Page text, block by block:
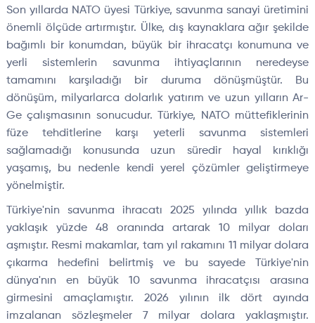
Son yıllarda NATO üyesi Türkiye, savunma sanayi üretimini
önemli ölçüde artırmıştır. Ülke, dış kaynaklara ağır şekilde
bağımlı bir konumdan, büyük bir ihracatçı konumuna ve
yerli sistemlerin savunma ihtiyaçlarının neredeyse
tamamını karşıladığı bir duruma dönüşmüştür. Bu
dönüşüm, milyarlarca dolarlık yatırım ve uzun yılların Ar-
Ge çalışmasının sonucudur. Türkiye, NATO müttefiklerinin
füze tehditlerine karşı yeterli savunma sistemleri
sağlamadığı konusunda uzun süredir hayal kırıklığı
yaşamış, bu nedenle kendi yerel çözümler geliştirmeye
yönelmiştir.
Türkiye'nin savunma ihracatı 2025 yılında yıllık bazda
yaklaşık yüzde 48 oranında artarak 10 milyar doları
aşmıştır. Resmi makamlar, tam yıl rakamını 11 milyar dolara
çıkarma hedefini belirtmiş ve bu sayede Türkiye'nin
dünya'nın en büyük 10 savunma ihracatçısı arasına
girmesini amaçlamıştır. 2026 yılının ilk dört ayında
imzalanan sözleşmeler 7 milyar dolara yaklaşmıştır.